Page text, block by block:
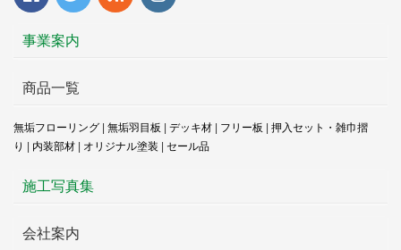
事業案内
商品一覧
無垢フローリング 無垢羽目板 デッキ材 フリー板
押入セット・雑巾摺
り
内装部材 オリジナル塗装 セール品
施工写真集
会社案内